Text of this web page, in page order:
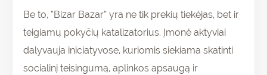
Be to, “Bizar Bazar” yra ne tik prekių tiekėjas, bet ir
teigiamų pokyčių katalizatorius. Įmonė aktyviai
dalyvauja iniciatyvose, kuriomis siekiama skatinti
socialinį teisingumą, aplinkos apsaugą ir